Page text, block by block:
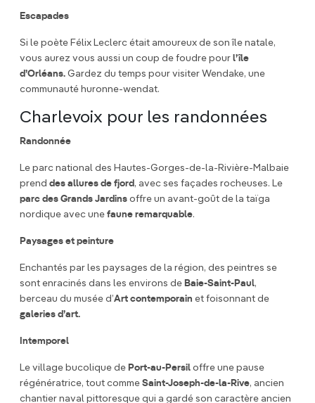
Escapades
Si le poète Félix Leclerc était amoureux de son île natale,
vous aurez vous aussi un coup de foudre pour l’île
d’Orléans. Gardez du temps pour visiter Wendake, une
communauté huronne-wendat.
Charlevoix pour les randonnées
Randonnée
Le parc national des Hautes-Gorges-de-la-Rivière-Malbaie
prend des allures de fjord , avec ses façades rocheuses. Le
parc des Grands Jardins offre un avant-goût de la taïga
nordique avec une faune remarquable.
Paysages et peinture
Enchantés par les paysages de la région, des peintres se
sont enracinés dans les environs de Baie-Saint-Paul,
berceau du musée d’Art contemporain et foisonnant de
galeries d’art.
Intemporel
Le village bucolique de Port-au-Persil offre une pause
régénératrice, tout comme Saint-Joseph-de-la-Rive, ancien
chantier naval pittoresque qui a gardé son caractère ancien